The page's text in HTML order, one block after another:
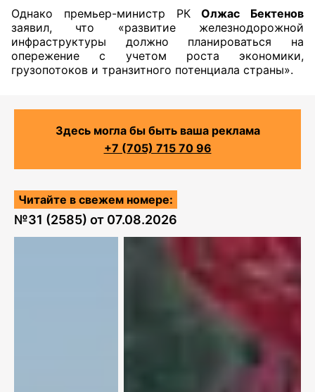
Однако премьер-министр РКОлжас Бектенов
заявил, что «развитие железнодорожной
инфраструктуры должно планироваться на
опережение с учетом роста экономики,
грузопотоков и транзитного потенциала страны».
Здесь могла бы быть ваша реклама
+7 (705) 715 70 96
Читайте в свежем номере:
№31 (2585) от 07.08.2026